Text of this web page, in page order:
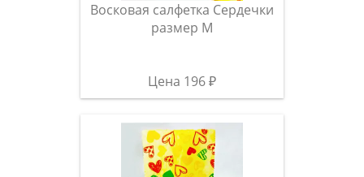
Восковая салфетка Сердечки
размер M
Цена 196 ₽